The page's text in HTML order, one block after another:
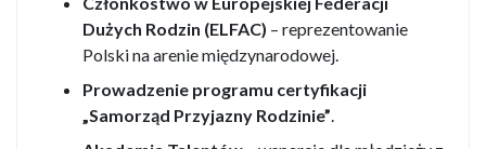
Dużych Rodzin (ELFAC) – reprezentowanie
Polski na arenie międzynarodowej.
Prowadzenie programu certyfikacji
„Samorząd Przyjazny Rodzinie”.